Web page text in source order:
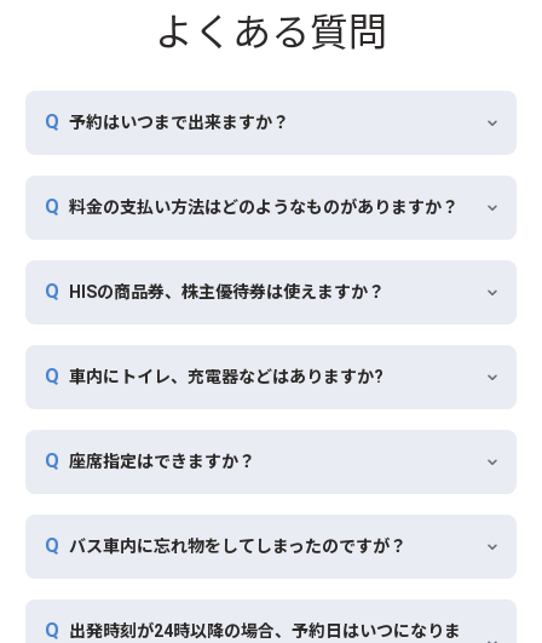
よくある質問
予約はいつまで出来ますか？
料金の支払い方法はどのようなものがありますか？
HISの商品券、株主優待券は使えますか？
車内にトイレ、充電器などはありますか?
座席指定はできますか？
バス車内に忘れ物をしてしまったのですが？
出発時刻が24時以降の場合、予約日はいつになりま